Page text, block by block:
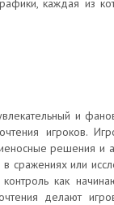
каждая из
и
игроков.
решения и
в сражениях или
как
делают